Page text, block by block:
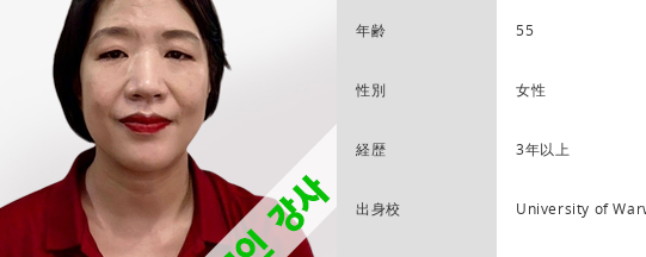
年齢 55
性別 女性
経歴 3年以上
出身校 University of